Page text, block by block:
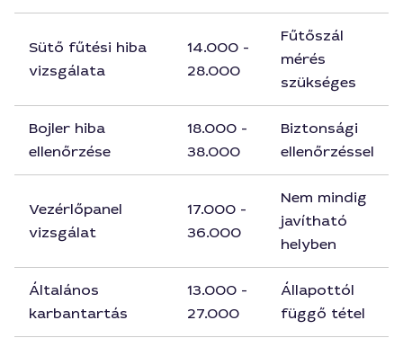
Sütő fűtési hiba
vizsgálata
14.000 -
28.000
Fűtőszál
mérés
szükséges
Bojler hiba
ellenőrzése
18.000 -
38.000
Biztonsági
ellenőrzéssel
Vezérlőpanel
vizsgálat
17.000 -
36.000
Nem mindig
javítható
helyben
Általános
karbantartás
13.000 -
27.000
Állapottól
függő tétel